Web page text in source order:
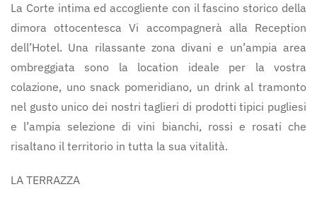
La Corte intima ed accogliente con il fascino storico della
dimora ottocentesca Vi accompagnerà alla Reception
dell’Hotel. Una rilassante zona divani e un’ampia area
ombreggiata sono la location ideale per la vostra
colazione, uno snack pomeridiano, un drink al tramonto
nel gusto unico dei nostri taglieri di prodotti tipici pugliesi
e l’ampia selezione di vini bianchi, rossi e rosati che
risaltano il territorio in tutta la sua vitalità.
LA TERRAZZA